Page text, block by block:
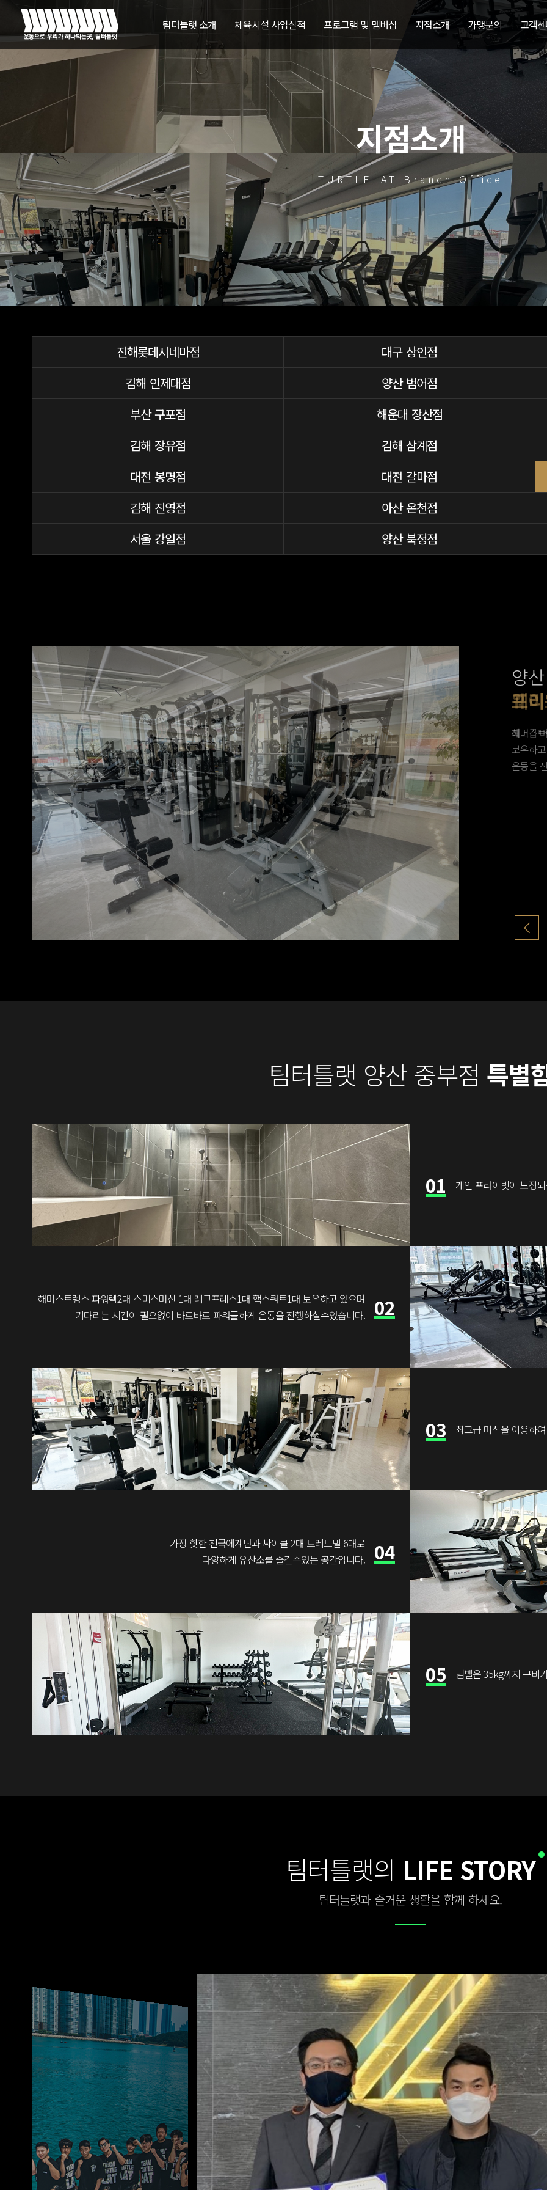
팀터틀랫 소개 체육시설 사업실적 프로그램 및 멤버십 지점소개 가맹문의 고객
지점소개
TURTLELAT Branch Office
진해롯데시네마점
대구 상인점
김해 인제대점
양산 범어점
부산 구포점
해운대 장산점
김해 장유점
김해 삼계점
대전 봉명점
대전 갈마점
김해 진영점
아산 온천점
서울 강일점
양산 북정점
샤
프
양
웨
최고급
유
덤
팀터틀랫 양산 중부점 특별
01 개인 프라이빗이 보장
02
해머스트렝스 파워렉2대 스미스머신 1대 레그프레스1대 핵스쿼트1대 보유하고 있으며
기다리는 시간이 필요없이 바로바로 파워풀하게 운동을 진행하실수있습니다.
03 최고급 머신을 이용하
04
가장 핫한 천국에계단과 싸이클 2대 트레드밀 6대로
다양하게 유산소를 즐길수있는 공간입니다.
05 덤벨은 35kg까지 구비
팀터틀랫의 LIFE STORY
팀터틀랫과 즐거운 생활을 함께 하세요.